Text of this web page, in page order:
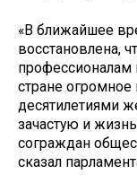
«В ближайшее
восстановлена,
стране огромное
десятилетиями
зачастую и
сограждан
сказал